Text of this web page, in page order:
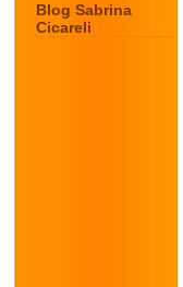
Blog Sabrina
Cicareli